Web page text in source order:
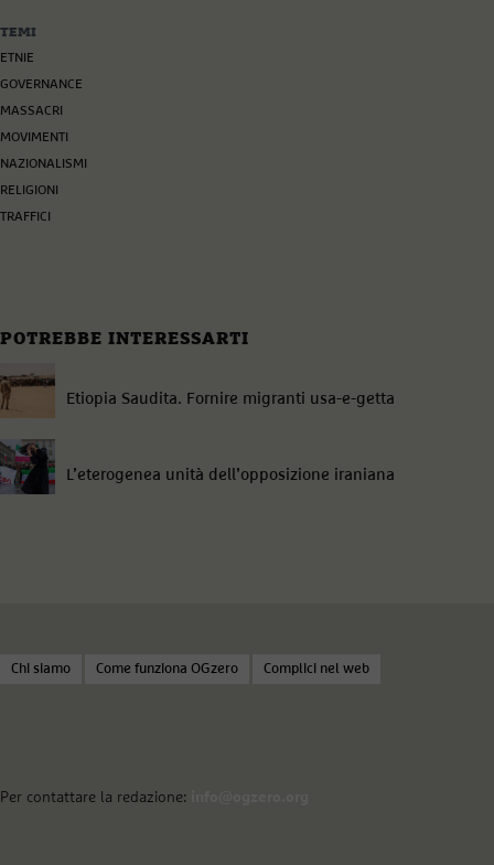
TEMI
ETNIE
GOVERNANCE
MASSACRI
MOVIMENTI
NAZIONALISMI
RELIGIONI
TRAFFICI
POTREBBE INTERESSARTI
Etiopia Saudita. Fornire migranti usa-e-getta
L’eterogenea unità dell’opposizione iraniana
Chi siamo Come funziona OGzero Complici nel web
Per contattare la redazione: